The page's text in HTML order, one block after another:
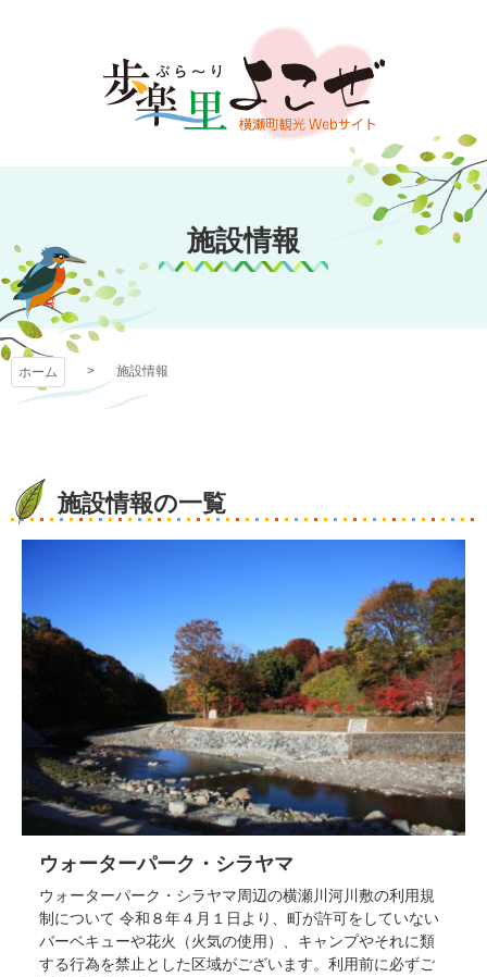
文
キ
プ
歩楽～里（ぶら～
り）よこぜ
施設情報
ホーム 施設情報
施設情報の一覧
ウォーターパーク・シラヤマ
ウォーターパーク・シラヤマ周辺の横瀬川河川敷の利用規
制について 令和８年４月１日より、町が許可をしていない
バーベキューや花火（火気の使用）、キャンプやそれに類
する行為を禁止とした区域がございます。利用前に必ずご